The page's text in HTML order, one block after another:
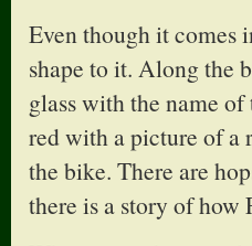
Even though it comes
shape to it. Along the
glass with the name
red with a picture of a
the bike. There are
there is a story of